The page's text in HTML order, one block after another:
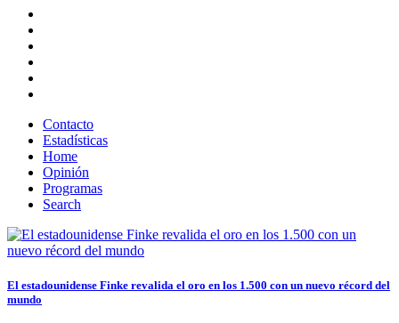
Contacto
Estadísticas
Home
Opinión
Programas
Search
El estadounidense Finke revalida el oro en los 1.500 con un nuevo récord del
mundo